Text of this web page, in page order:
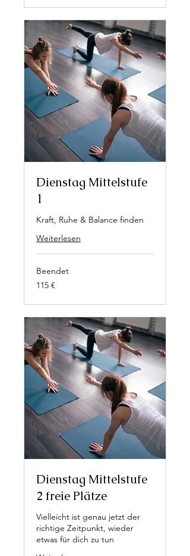
Dienstag Mittelstufe
1
Kraft, Ruhe & Balance finden
Weiterlesen
Beendet
115
Euro
115 €
Dienstag Mittelstufe
2 freie Plätze
Vielleicht ist genau jetzt der
richtige Zeitpunkt, wieder
etwas für dich zu tun